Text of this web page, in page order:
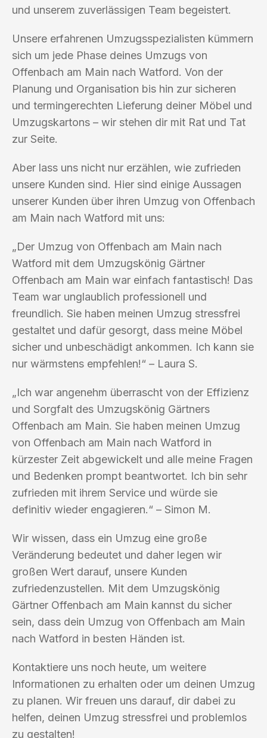
und unserem zuverlässigen Team begeistert.
Unsere erfahrenen Umzugsspezialisten kümmern
sich um jede Phase deines Umzugs von
Offenbach am Main nach Watford. Von der
Planung und Organisation bis hin zur sicheren
und termingerechten Lieferung deiner Möbel und
Umzugskartons – wir stehen dir mit Rat und Tat
zur Seite.
Aber lass uns nicht nur erzählen, wie zufrieden
unsere Kunden sind. Hier sind einige Aussagen
unserer Kunden über ihren Umzug von Offenbach
am Main nach Watford mit uns:
„Der Umzug von Offenbach am Main nach
Watford mit dem Umzugskönig Gärtner
Offenbach am Main war einfach fantastisch! Das
Team war unglaublich professionell und
freundlich. Sie haben meinen Umzug stressfrei
gestaltet und dafür gesorgt, dass meine Möbel
sicher und unbeschädigt ankommen. Ich kann sie
nur wärmstens empfehlen!“ – Laura S.
„Ich war angenehm überrascht von der Effizienz
und Sorgfalt des Umzugskönig Gärtners
Offenbach am Main. Sie haben meinen Umzug
von Offenbach am Main nach Watford in
kürzester Zeit abgewickelt und alle meine Fragen
und Bedenken prompt beantwortet. Ich bin sehr
zufrieden mit ihrem Service und würde sie
definitiv wieder engagieren.“ – Simon M.
Wir wissen, dass ein Umzug eine große
Veränderung bedeutet und daher legen wir
großen Wert darauf, unsere Kunden
zufriedenzustellen. Mit dem Umzugskönig
Gärtner Offenbach am Main kannst du sicher
sein, dass dein Umzug von Offenbach am Main
nach Watford in besten Händen ist.
Kontaktiere uns noch heute, um weitere
Informationen zu erhalten oder um deinen Umzug
zu planen. Wir freuen uns darauf, dir dabei zu
helfen, deinen Umzug stressfrei und problemlos
zu gestalten!